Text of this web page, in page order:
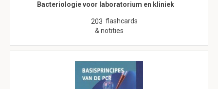
Bacteriologie voor laboratorium en kliniek
203 flashcards
& notities